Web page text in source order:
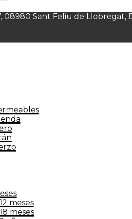
08980 Sant Feliu de Llobregat,
meses
meses